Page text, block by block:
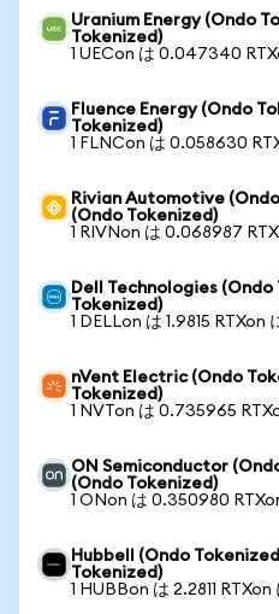
Uranium Energy (Ondo
Tokenized)
1 UECon は 0.047340
Fluence Energy (Ondo
Tokenized)
1 FLNCon は 0.058630
Rivian Automotive
(Ondo Tokenized)
1 RIVNon は 0.068987
Dell Technologies (Ondo
Tokenized)
1 DELLon は 1.9815 RTXon
nVent Electric (Ondo
Tokenized)
1 NVTon は 0.735965
ON Semiconductor
(Ondo Tokenized)
1 ONon は 0.350980
Hubbell (Ondo
Tokenized)
1 HUBBon は 2.2811 RTXon